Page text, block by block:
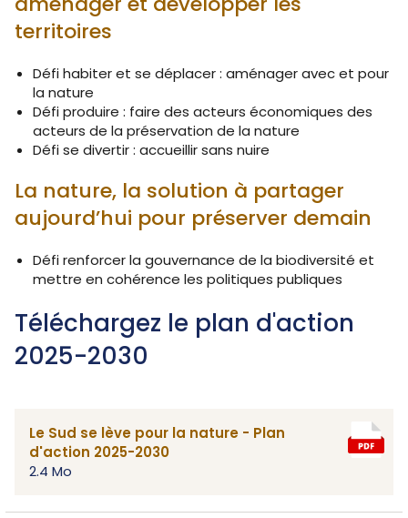
territoires
Défi habiter et se déplacer : aménager avec et pour
la nature
Défi produire : faire des acteurs économiques des
acteurs de la préservation de la nature
Défi se divertir : accueillir sans nuire
La nature, la solution à partager
aujourd’hui pour préserver demain
Défi renforcer la gouvernance de la biodiversité et
mettre en cohérence les politiques publiques
Téléchargez le plan d'action
2025-2030
Le Sud se lève pour la nature - Plan
d'action 2025-2030
2.4 Mo